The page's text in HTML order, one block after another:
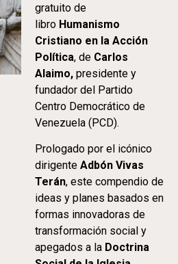
gratuito de
libro Humanismo
Cristiano en la Acción
Política, de Carlos
Alaimo, presidente y
fundador del Partido
Centro Democrático de
Venezuela (PCD).
Prologado por el icónico
dirigenteAdbón Vivas
Terán, este compendio de
ideas y planes basados en
formas innovadoras de
transformación social y
apegados a la Doctrina